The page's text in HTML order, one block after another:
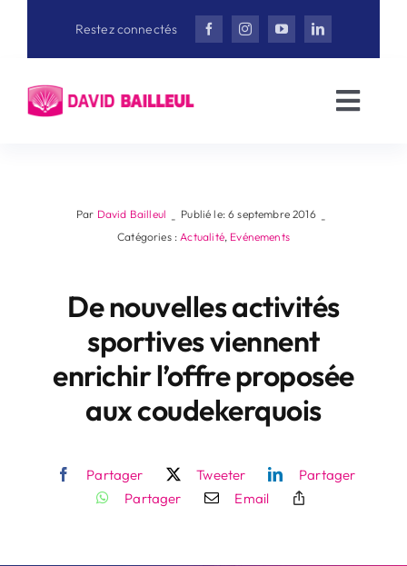
Restez connectés
David Bailleul
Interviews
Rechercher:
Par David Bailleul - Publié le: 6 septembre 2016 -
Catégories :Actualité, Evénements
De nouvelles activités
sportives viennent
enrichir l’offre proposée
aux coudekerquois
Partager Tweeter
Partager
Partager
Email